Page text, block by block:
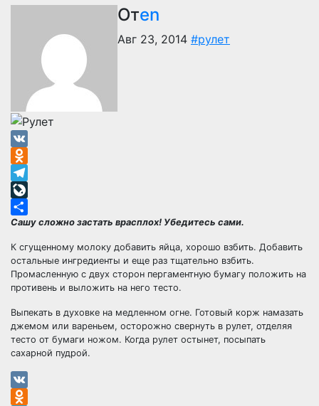
Отen
Авг 23, 2014 #рулет
VK
Odnoklassniki
Telegram
LiveJournal
Отправить
Сашу сложно застать врасплох! Убедитесь сами.
К сгущенному молоку добавить яйца, хорошо взбить. Добавить
остальные ингредиенты и еще раз тщательно взбить.
Промасленную с двух сторон пергаментную бумагу положить на
противень и выложить на него тесто.
Выпекать в духовке на медленном огне. Готовый корж намазать
джемом или вареньем, осторожно свернуть в рулет, отделяя
тесто от бумаги ножом. Когда рулет остынет, посыпать
сахарной пудрой.
VK